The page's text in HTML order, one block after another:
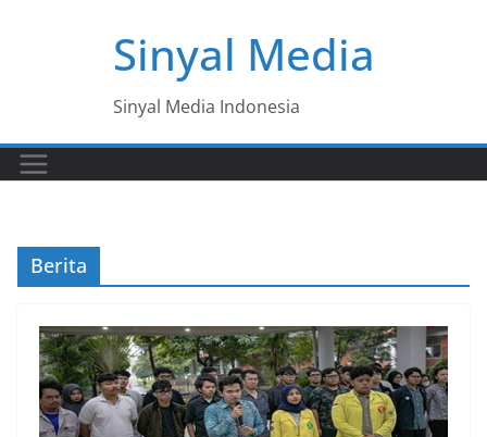
Sinyal Media
Sinyal Media Indonesia
Berita